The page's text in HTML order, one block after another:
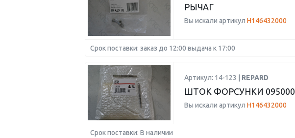
РЫЧАГ
Вы искали артикул H146432000
Срок поставки: заказ до 12:00 выдача к 17:00
Артикул: 14-123 | REPARD
ШТОК ФОРСУНКИ
Вы искали артикул H146432000
Срок поставки: В наличии